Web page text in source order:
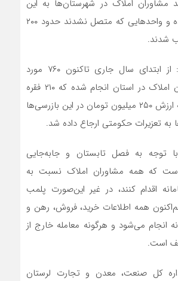
و ۸۰ درصد مشاوران املاک در شهرستان‌ها به این
سامانه متصل شده و واحدهایی که متصل نشدند حدود ۲۰۰
شدند.
طولابی بیان کرد: از ابتدای سال جاری تاکنون ۷۶۰ مورد
بازرسی از مشاوران املاک در استان انجام شده که ۲۱۰ فقره
پرونده تخلفاتی به ارزش ۲۵۰ میلیون تومان در این بازرسی‌ها
به تعزیرات حکومتی ارجاع داده شد.
توجه به فصل تابستان و جابه‌جایی
است که همه مشاوران املاک نسبت به
اقدام کنند، در غیر این‌صورت پلمب
همه اطلاعات خرید، فروش، رهن و
انجام می‌شود و هرگونه معامله خارج از
است.
کل صنعت، معدن و تجارت لرستان